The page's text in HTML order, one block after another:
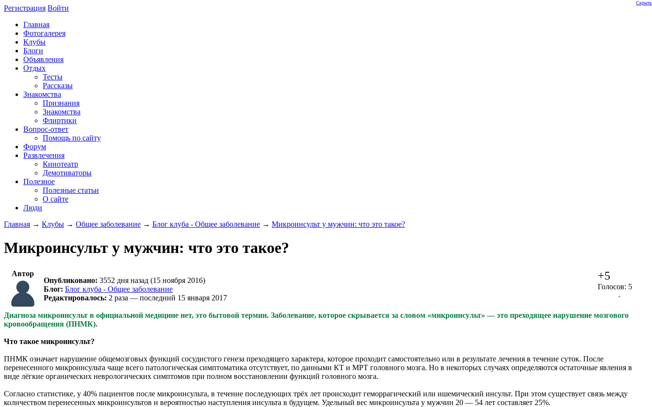
Регистрация Войти
Главная
Фотогалерея
Клубы
Блоги
Объявления
Отдых
Тесты
Рассказы
Знакомства
Признания
Знакомства
Флиртики
Вопрос-ответ
Помощь по сайту
Форум
Развлечения
Кинотеатр
Демотиваторы
Полезное
Полезные статьи
О сайте
Люди
Главная → Клубы → Общее заболевание → Блог клуба - Общее заболевание → Микроинсульт у мужчин: что это такое?
Микроинсульт у мужчин: что это такое?
Автор
Опубликовано: 3552 дня назад (15 ноября 2016)
Блог: Блог клуба - Общее заболевание
Редактировалось: 2 раза — последний 15 января 2017
+5
Голосов: 5
Диагноза микроинсульт в официальной медицине нет, это бытовой термин. Заболевание, которое скрывается за словом «микроинсульт» — это преходящее нарушение мозгового
кровообращения (ПНМК).
Что такое микроинсульт?
ПНМК означает нарушение общемозговых функций сосудистого генеза преходящего характера, которое проходит самостоятельно или в результате лечения в течение суток. После
перенесенного микроинсульта чаще всего патологическая симптоматика отсутствует, по данными КТ и МРТ головного мозга. Но в некоторых случаях определяются остаточные явления в
виде лёгкие органических неврологических симптомов при полном восстановлении функций головного мозга.
Согласно статистике, у 40% пациентов после микроинсульта, в течение последующих трёх лет происходит геморрагический или ишемический инсульт. При этом существует связь между
количеством перенесенных микроинсультов и вероятностью наступления инсульта в будущем. Удельный вес микроинсульта у мужчин 20 — 54 лет составляет 25%.
Скрыть